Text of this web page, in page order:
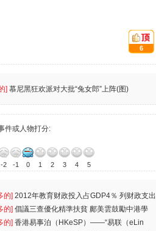
頂:
6
] 慕尼黑狂欢派对大批“兔女郎”上阵(图)
件或人物打分:
-2 -1 0 1 2 3 4 5
的] 2012年教育财政投入占GDP4％ 列财政支出
的] 倡議三查優化精準扶貧 鄺美雲鼓勵中港學
的] 香港易事泊（HKeSP）——“易联（eLin